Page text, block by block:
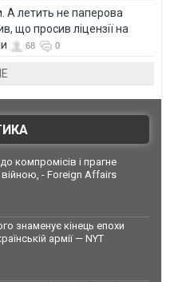
А летить не паперова
що просив ліцензії на
68 0
компромісів і прагне
війною, - Foreign Affairs
знаменує кінець епохи
армії — NYT